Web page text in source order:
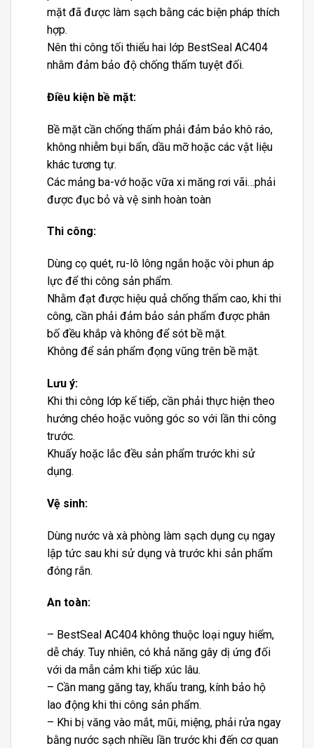
mặt đã được làm sạch bằng các biện pháp thích
hợp.
Nên thi công tối thiểu hai lớp BestSeal AC404
nhằm đảm bảo độ chống thấm tuyệt đối.
Điều kiện bề mặt:
Bề mặt cần chống thấm phải đảm bảo khô ráo,
không nhiễm bụi bẩn, dầu mỡ hoặc các vật liệu
khác tương tự.
Các mảng ba-vớ hoặc vữa xi măng rơi vãi…phải
được đục bỏ và vệ sinh hoàn toàn
Thi công:
Dùng cọ quét, ru-lô lông ngắn hoặc vòi phun áp
lực để thi công sản phẩm.
Nhằm đạt được hiệu quả chống thấm cao, khi thi
công, cần phải đảm bảo sản phẩm được phân
bố đều khắp và không để sót bề mặt.
Không để sản phẩm đọng vũng trên bề mặt.
Lưu ý:
Khi thi công lớp kế tiếp, cần phải thực hiện theo
hướng chéo hoặc vuông góc so với lần thi công
trước.
Khuấy hoặc lắc đều sản phẩm trước khi sử
dụng.
Vệ sinh:
Dùng nước và xà phòng làm sạch dụng cụ ngay
lập tức sau khi sử dụng và trước khi sản phẩm
đóng rắn.
An toàn:
– BestSeal AC404 không thuộc loại nguy hiểm,
dễ cháy. Tuy nhiên, có khả năng gây dị ứng đối
với da mẫn cảm khi tiếp xúc lâu.
– Cần mang găng tay, khẩu trang, kính bảo hộ
lao động khi thi công sản phẩm.
– Khi bị văng vào mắt, mũi, miệng, phải rửa ngay
bằng nước sạch nhiều lần trước khi đến cơ quan